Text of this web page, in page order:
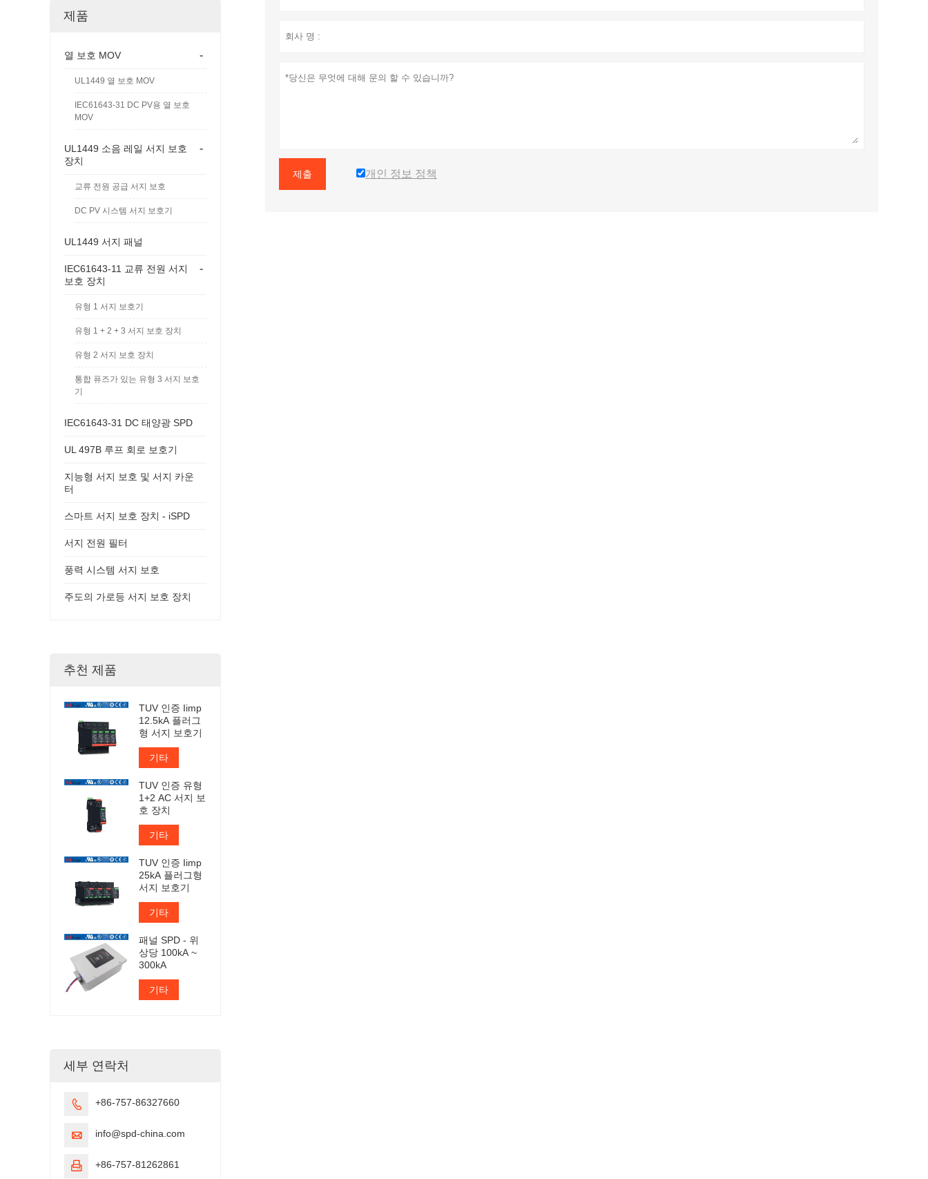
제출 개인 정보 정책
제품
-
열 보호 MOV
UL1449 열 보호 MOV
IEC61643-31 DC PV용 열 보호
MOV
-
UL1449 소음 레일 서지 보호
장치
교류 전원 공급 서지 보호
DC PV 시스템 서지 보호기
UL1449 서지 패널
-
IEC61643-11 교류 전원 서지
보호 장치
유형 1 서지 보호기
유형 1 + 2 + 3 서지 보호 장치
유형 2 서지 보호 장치
통합 퓨즈가 있는 유형 3 서지 보호
기
IEC61643-31 DC 태양광 SPD
UL 497B 루프 회로 보호기
지능형 서지 보호 및 서지 카운
터
스마트 서지 보호 장치 - iSPD
서지 전원 필터
풍력 시스템 서지 보호
주도의 가로등 서지 보호 장치
추천 제품
TUV 인증 Iimp
12.5kA 플러그
형 서지 보호기
기타
TUV 인증 유형
1+2 AC 서지 보
호 장치
기타
TUV 인증 Iimp
25kA 플러그형
서지 보호기
기타
패널 SPD - 위
상당 100kA ~
300kA
기타
세부 연락처
 +86-757-86327660
 info@spd-china.com
 +86-757-81262861